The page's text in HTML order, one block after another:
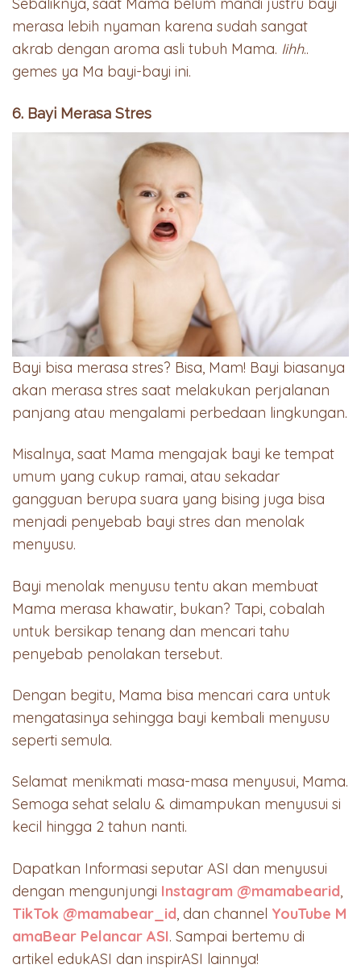
Sebaliknya, saat Mama belum mandi justru bayi
merasa lebih nyaman karena sudah sangat
akrab dengan aroma asli tubuh Mama. Iihh..
gemes ya Ma bayi-bayi ini.
6. Bayi Merasa Stres
Bayi bisa merasa stres? Bisa, Mam! Bayi biasanya
akan merasa stres saat melakukan perjalanan
panjang atau mengalami perbedaan lingkungan.
Misalnya, saat Mama mengajak bayi ke tempat
umum yang cukup ramai, atau sekadar
gangguan berupa suara yang bising juga bisa
menjadi penyebab bayi stres dan menolak
menyusu.
Bayi menolak menyusu tentu akan membuat
Mama merasa khawatir, bukan? Tapi, cobalah
untuk bersikap tenang dan mencari tahu
penyebab penolakan tersebut.
Dengan begitu, Mama bisa mencari cara untuk
mengatasinya sehingga bayi kembali menyusu
seperti semula.
Selamat menikmati masa-masa menyusui, Mama.
Semoga sehat selalu & dimampukan menyusui si
kecil hingga 2 tahun nanti.
Dapatkan Informasi seputar ASI dan menyusui
dengan mengunjungi Instagram @mamabearid,
TikTok @mamabear_id, dan channel YouTube M
amaBear Pelancar ASI. Sampai bertemu di
artikel edukASI dan inspirASI lainnya!